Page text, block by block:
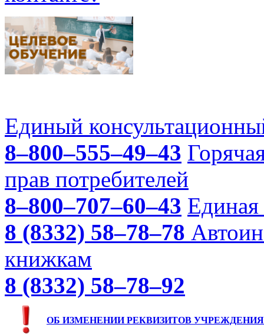
Единый
8–800–555–49–43
прав потребителей
8–800–707–60–43 Единая
8 (8332) 58–78–78
книжкам
8 (8332) 58–78–92
ОБ ИЗМЕНЕНИИ РЕКВИЗИТОВ УЧРЕЖДЕНИЯ